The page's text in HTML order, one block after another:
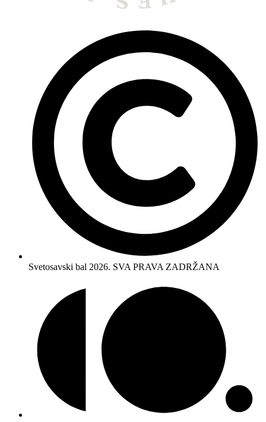
Svetosavski bal 2026. SVA PRAVA ZADRŽANA